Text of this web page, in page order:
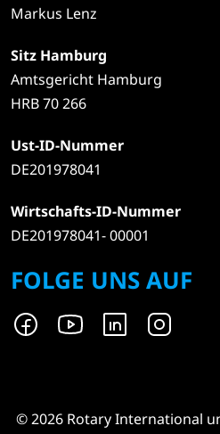
Markus Lenz
Sitz Hamburg
Amtsgericht Hamburg
HRB 70 266
Ust-ID-Nummer
DE201978041
Wirtschafts-ID-Nummer
DE201978041- 00001
FOLGE UNS AUF
© 2026 Rotary International